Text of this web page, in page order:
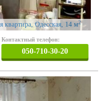
квартира, Одесская , 14 м2
Контактный телефон:
050-710-30-20